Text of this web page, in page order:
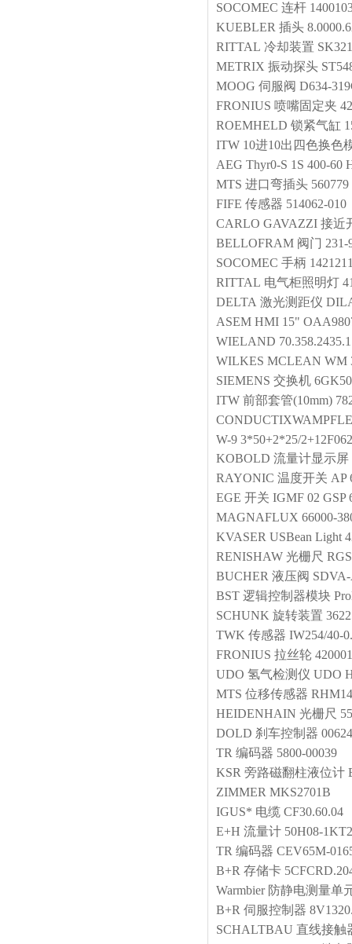
SOCOMEC 连杆
KUEBLER 插头
RITTAL 冷却装置
METRIX 振动探头
MOOG 伺服阀 D634-
FRONIUS 喷嘴固定夹
ROEMHELD 锁紧气缸
ITW 10进10出四色换色
AEG Thyr0-S 1S 400-60
MTS 进口弯插头 560779
FIFE 传感器 514062-010
CARLO GAVAZZI 接近
BELLOFRAM 阀门 231-
SOCOMEC 手柄
RITTAL 电气柜照明灯
DELTA 激光测距仪
ASEM HMI 15"
WIELAND 70.358.2435.1
WILKES MCLEAN WM
SIEMENS 交换机
ITW 前部套管(10mm)
W-9 3*50+2*25/
KOBOLD 流量计显示屏
RAYONIC 温度开关 AP
EGE 开关 IGMF 02 GSP
MAGNAFLUX 66000-
KVASER USBean Light
RENISHAW 光栅尺
BUCHER 液压阀
BST 逻辑控制器模块
SCHUNK 旋转装置
TWK 传感器 IW254/40-
FRONIUS 拉丝轮
UDO 氢气检测仪 UDO
MTS 位移传感器
HEIDENHAIN 光栅尺
DOLD 刹车控制器
TR 编码器 5800-00039
KSR 旁路磁翻柱液位计
ZIMMER MKS2701B
IGUS* 电缆 CF30.60.04
E+H 流量计 50H08-
TR 编码器 CEV65M-
B+R 存储卡
Warmbier 防静电测量单
B+R 伺服控制器
SCHALTBAU 直线接触